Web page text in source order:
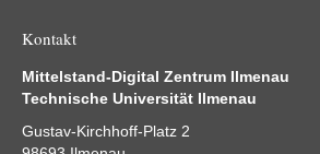
Kontakt
Mittelstand-Digital Zentrum Ilmenau
Technische Universität Ilmenau
Gustav-Kirchhoff-Platz 2